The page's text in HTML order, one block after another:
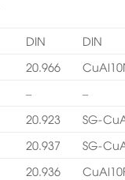
DIN
DIN
20.966
–
–
20.923
SG-
20.937
SG-
20.936